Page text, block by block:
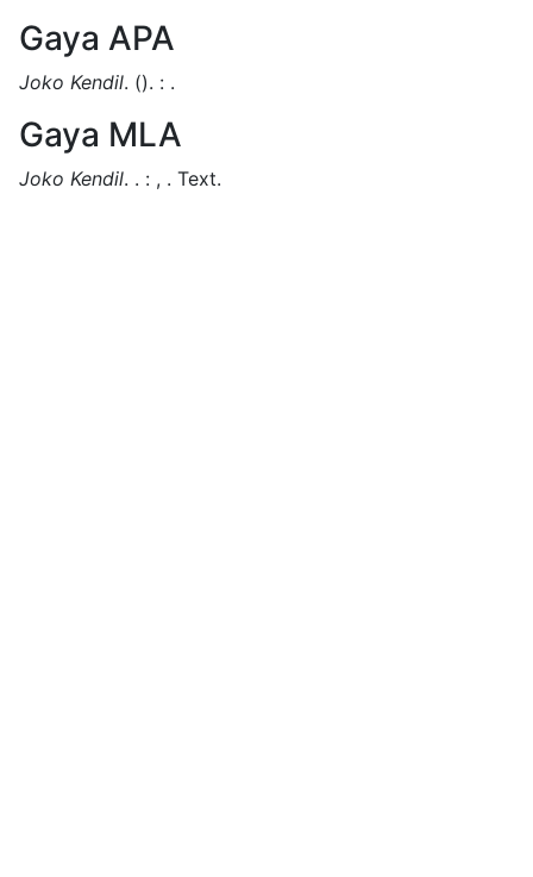
Gaya APA
Joko Kendil. (). : .
Gaya MLA
Joko Kendil. . : , . Text.